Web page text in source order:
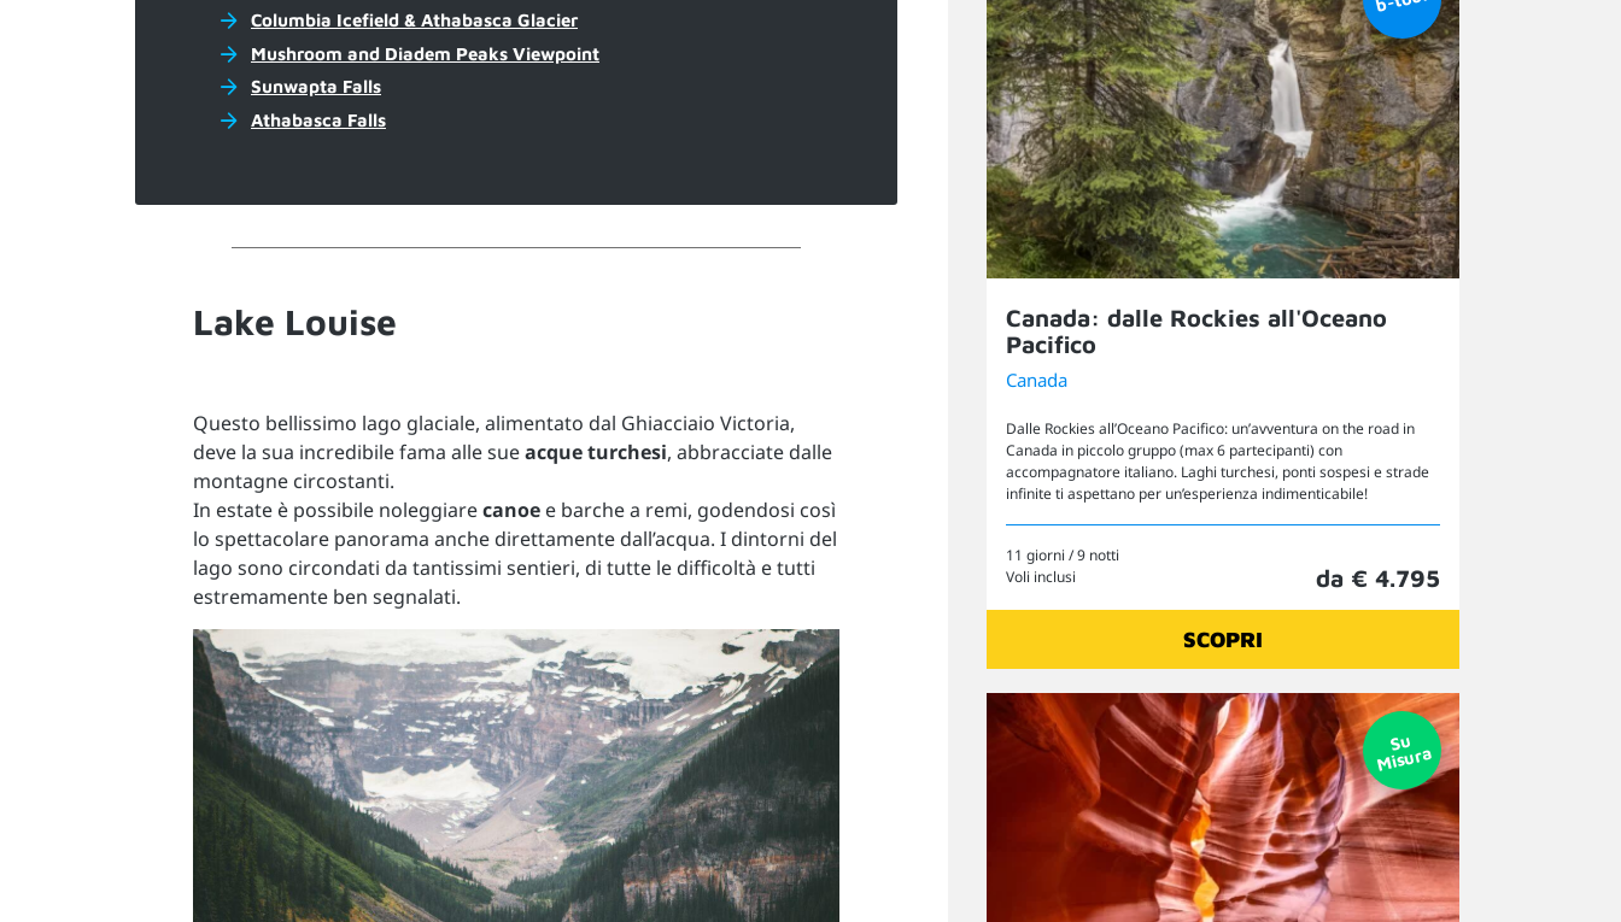
Columbia Icefield & Athabasca Glacier
Mushroom and Diadem Peaks Viewpoint
Sunwapta Falls
Athabasca Falls
Lake Louise
Questo bellissimo lago glaciale, alimentato dal Ghiacciaio Victoria,
deve la sua incredibile fama alle sueacque turchesi, abbracciate dalle
montagne circostanti.
In estate è possibile noleggiarecanoe e barche a remi, godendosi così
lo spettacolare panorama anche direttamente dall’acqua. I dintorni del
lago sono circondati da tantissimi sentieri, di tutte le difficoltà e tutti
estremamente ben segnalati.
Canada: dalle Rockies all'Oceano
Pacifico
Canada
Dalle Rockies all’Oceano Pacifico: un’avventura on the road in
Canada in piccolo gruppo (max 6 partecipanti) con
accompagnatore italiano. Laghi turchesi, ponti sospesi e strade
infinite ti aspettano per un’esperienza indimenticabile!
11 giorni / 9 notti
Voli inclusi
da € 4.795
SCOPRI
Cerca il tuo viaggio